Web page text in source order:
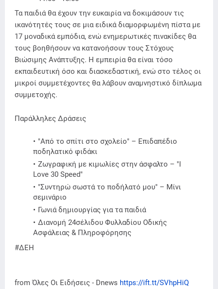
Τα παιδιά θα έχουν την ευκαιρία να δοκιμάσουν τις
ικανότητές τους σε μια ειδικά διαμορφωμένη πίστα με
17 μοναδικά εμπόδια, ενώ ενημερωτικές πινακίδες θα
τους βοηθήσουν να κατανοήσουν τους Στόχους
Βιώσιμης Ανάπτυξης. Η εμπειρία θα είναι τόσο
εκπαιδευτική όσο και διασκεδαστική, ενώ στο τέλος οι
μικροί συμμετέχοντες θα λάβουν αναμνηστικό δίπλωμα
συμμετοχής.
Παράλληλες Δράσεις
"Από το σπίτι στο σχολείο" – Επιδαπέδιο
ποδηλατικό φιδάκι
Ζωγραφική με κιμωλίες στην άσφαλτο – "I
Love 30 Speed"
"Συντηρώ σωστά το ποδήλατό μου" – Μίνι
σεμινάριο
Γωνιά δημιουργίας για τα παιδιά
Διανομή 24σέλιδου Φυλλαδίου Οδικής
Ασφάλειας & Πληροφόρησης
#ΔΕΗ
from Όλες Οι Ειδήσεις - Dnews https://ift.tt/SVhpHiQ